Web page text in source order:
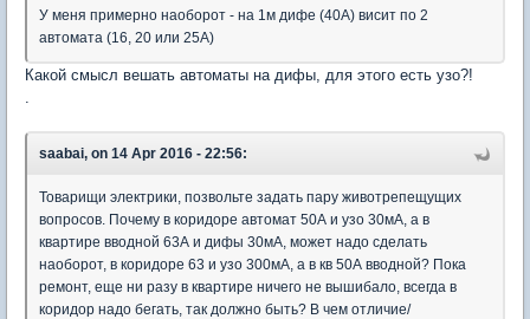
У меня примерно наоборот - на 1м дифе (40А) висит по 2
автомата (16, 20 или 25А)
Какой смысл вешать автоматы на дифы, для этого есть узо?!
saabai, on 14 Apr 2016 - 22:56:
Товарищи электрики, позвольте задать пару животрепещущих
вопросов. Почему в коридоре автомат 50А и узо 30мА, а в
квартире вводной 63А и дифы 30мА, может надо сделать
наоборот, в коридоре 63 и узо 300мА, а в кв 50А вводной? Пока
ремонт, еще ни разу в квартире ничего не вышибало, всегда в
коридор надо бегать, так должно быть? В чем отличие/